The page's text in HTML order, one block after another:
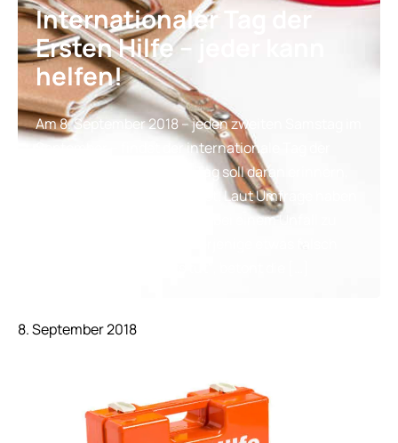
Internationaler Tag der
Ersten Hilfe – jeder kann
helfen!
Am 8. September 2018 – jeden zweiten Samstag im
September – findet der internationale Tag der
Ersten Hilfe statt. Dieser Tag soll daran erinnern,
dass Erste Hilfe Leben rettet. Laut Umfrage haben
44 % der Deutschen Angst, bei einem Unfall zu
8. September 2018